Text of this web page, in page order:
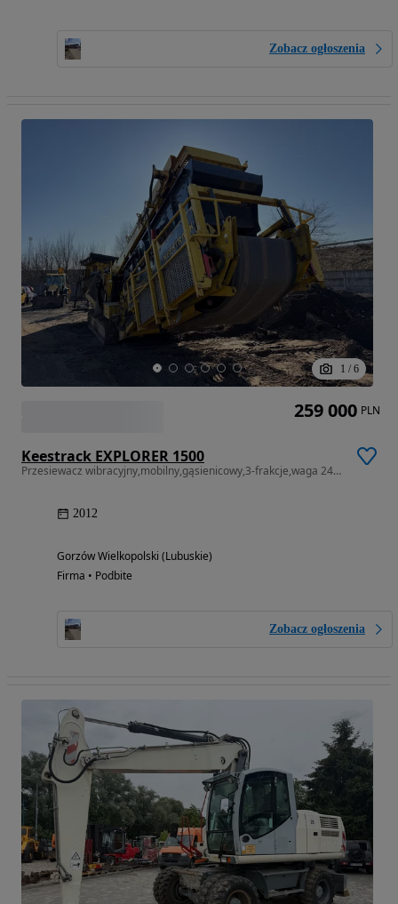
Zobacz ogłoszenia
1 / 6
Keestrack EXPLORER 1500
Przesiewacz wibracyjny,mobilny,gąsienicowy,3-frakcje,waga 24-tony
2012
Gorzów Wielkopolski (Lubuskie)
Firma • Podbite
Zobacz ogłoszenia
259 000 PLN